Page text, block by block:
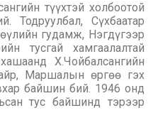
түүхтэй холбоотой
Тодруулбал, Сүхбаатар
гудамж, Нэгдүгээр
тусгай хамгаалалтай
Х.Чойбалсангийн
Маршалын өргөө гэх
байшин бий. 1946 онд
тус байшинд тэрээр